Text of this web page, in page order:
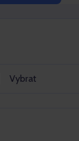
Vybrat